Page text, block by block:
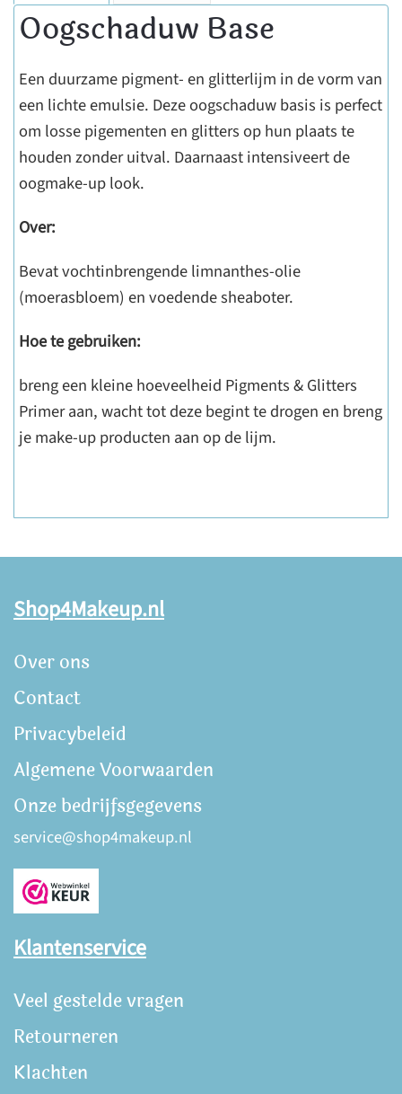
Oogschaduw Base
Een duurzame pigment- en glitterlijm in de vorm van
een lichte emulsie. Deze oogschaduw basis is perfect
om losse pigementen en glitters op hun plaats te
houden zonder uitval. Daarnaast intensiveert de
oogmake-up look.
Over:
Bevat vochtinbrengende limnanthes-olie
(moerasbloem) en voedende sheaboter.
Hoe te gebruiken:
breng een kleine hoeveelheid Pigments & Glitters
Primer aan, wacht tot deze begint te drogen en breng
je make-up producten aan op de lijm.
Shop4Makeup.nl
Over ons
Contact
Privacybeleid
Algemene Voorwaarden
Onze bedrijfsgegevens
service@shop4makeup.nl
Klantenservice
Veel gestelde vragen
Retourneren
Klachten